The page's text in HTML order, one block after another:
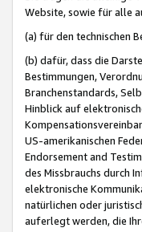
Website, sowie für alle
(a) für den technischen
(b) dafür, dass die
Bestimmungen,
Branchenstandards,
Hinblick auf
US-amerikanischen
Endorsement and
des Missbrauchs durch
elektronische
natürlichen oder
auferlegt werden, die